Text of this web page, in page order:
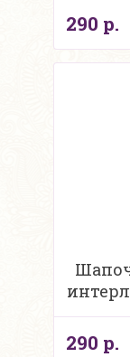
290 р.
290 р.